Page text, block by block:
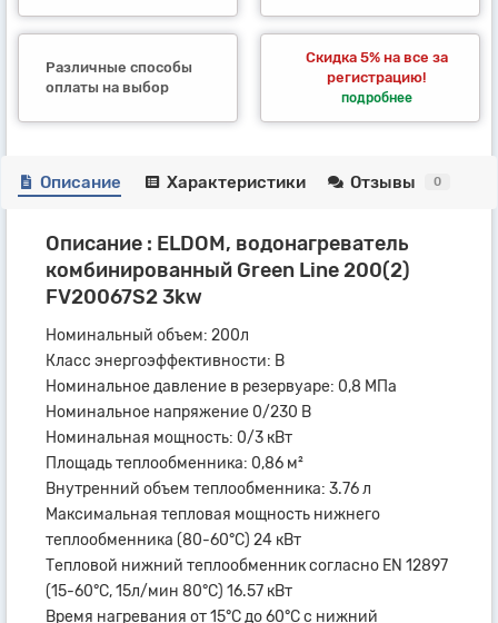
Различные способы
оплаты на выбор
Скидка 5% на все за
регистрацию!
подробнее
Описание Характеристики Отзывы 0
Описание : ELDOM, водонагреватель
комбинированный Green Line 200(2)
FV20067S2 3kw
Номинальный объем: 200л
Класс энергоэффективности: В
Номинальное давление в резервуаре: 0,8 МПа
Номинальное напряжение 0/230 В
Номинальная мощность: 0/3 кВт
Площадь теплообменника: 0,86 м²
Внутренний объем теплообменника: 3.76 л
Максимальная тепловая мощность нижнего
теплообменника (80-60°С) 24 кВт
Тепловой нижний теплообменник согласно EN 12897
(15-60°С, 15л/мин 80°С) 16.57 кВт
Время нагревания от 15°С до 60°С с нижний